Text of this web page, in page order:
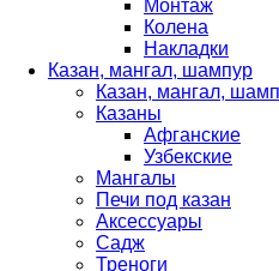
Монтаж
Колена
Накладки
Казан, мангал, шампур
Казан, мангал,
Казаны
Афганские
Узбекские
Мангалы
Печи под казан
Аксессуары
Садж
Треноги